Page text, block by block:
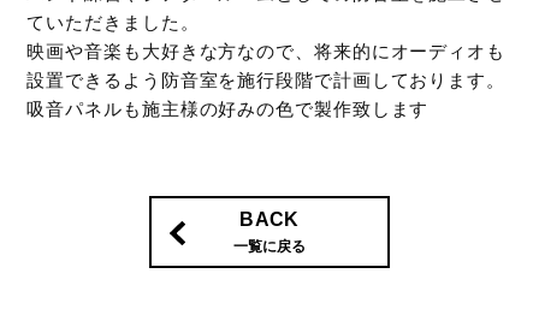
ていただきました。
映画や音楽も大好きな方なので、将来的にオーディオも
設置できるよう防音室を施行段階で計画しております。
吸音パネルも施主様の好みの色で製作致します
BACK
一覧に戻る